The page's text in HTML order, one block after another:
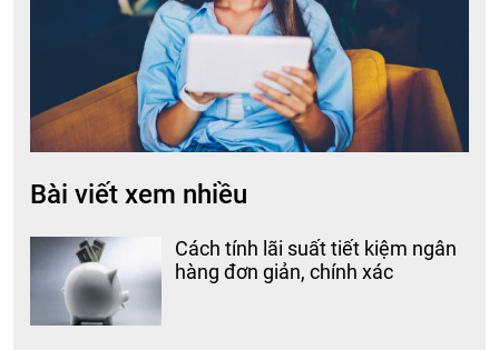
Bài viết xem nhiều
Cách tính lãi suất tiết kiệm ngân
hàng đơn giản, chính xác